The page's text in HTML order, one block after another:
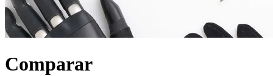
Comparar